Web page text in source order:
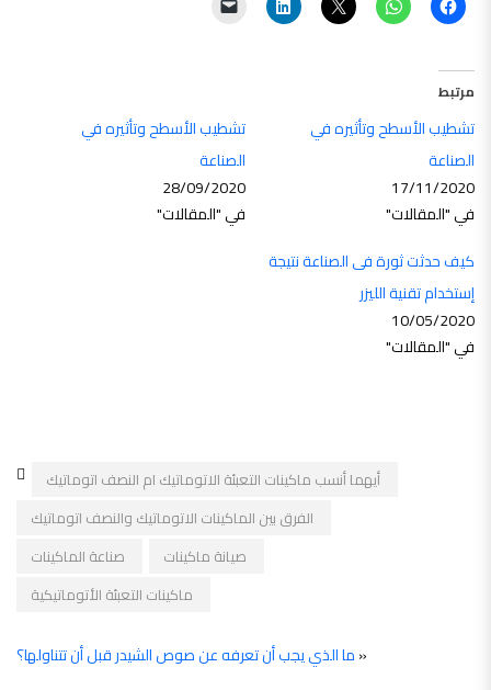
مرتبط
تشطيب الأسطح وتأثيره في
الصناعة
17/11/2020
في "المقالات"
تشطيب الأسطح وتأثيره في
الصناعة
28/09/2020
في "المقالات"
كيف حدثت ثورة فى الصناعة نتيجة
إستخدام تقنية الليزر
10/05/2020
في "المقالات"
أيهما أنسب ماكينات التعبئة الاتوماتيك ام النصف اتوماتيك
الفرق بين الماكينات الاتوماتيك والنصف اتوماتيك
صناعة الماكينات
صيانة ماكينات
ماكينات التعبئة الأتوماتيكية
«ما الذي يجب أن تعرفه عن صوص الشيدر قبل أن تتناولها؟